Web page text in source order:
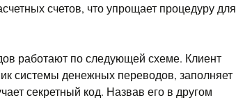
счетов, что упрощает процедуру для
работают по следующей схеме. Клиент
системы денежных переводов, заполняет
секретный код. Назвав его в другом